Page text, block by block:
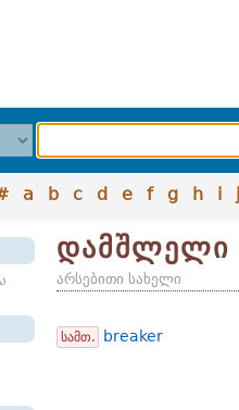
a b c d e f g h i j
დამშლელი
არსებითი სახელი
სამთ. breaker